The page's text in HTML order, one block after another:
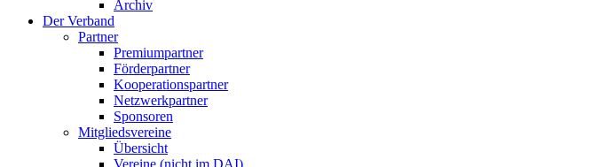
Archiv
Der Verband
Partner
Premiumpartner
Förderpartner
Kooperationspartner
Netzwerkpartner
Sponsoren
Mitgliedsvereine
Übersicht
Vereine (nicht im DAI)